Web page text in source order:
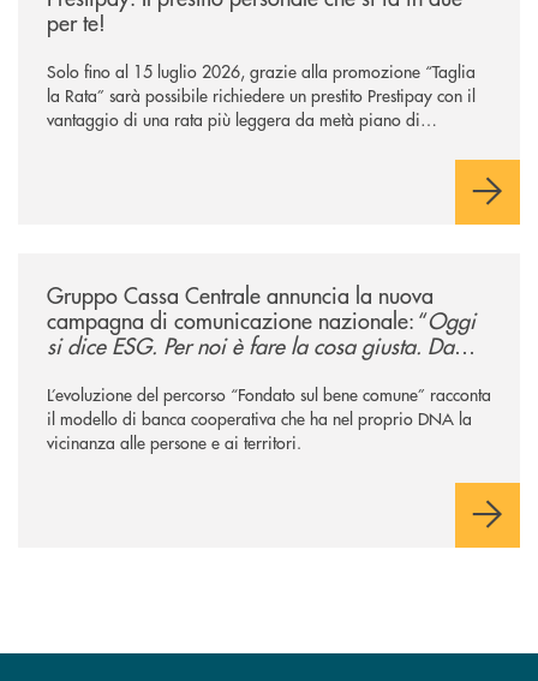
per te!
Solo fino al 15 luglio 2026, grazie alla promozione “Taglia
la Rata” sarà possibile richiedere un prestito Prestipay con il
vantaggio di una rata più leggera da metà piano di
Gruppo Cassa Centrale annuncia la nuova
campagna di comunicazione nazionale: “Oggi
si dice ESG. Per noi è fare la cosa giusta. Da
L’evoluzione del percorso “Fondato sul bene comune” racconta
il modello di banca cooperativa che ha nel proprio DNA la
vicinanza alle persone e ai territori.